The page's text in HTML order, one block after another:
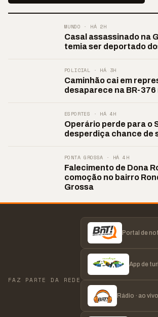
MUNDO · HÁ 2H
Casal assassinado na
temia ser deportado
POLICIAL · HÁ 3H
Caminhão cai em
desaparece na BR-376
ESPORTES · HÁ 4H
Operário perde para o
desperdiça chance de
PONTA GROSSA · HÁ 4H
Falecimento de Dona
comoção no bairro
Grossa
FAZ PARTE DA REDE
Portal de
App de
Rádio · ao vivo